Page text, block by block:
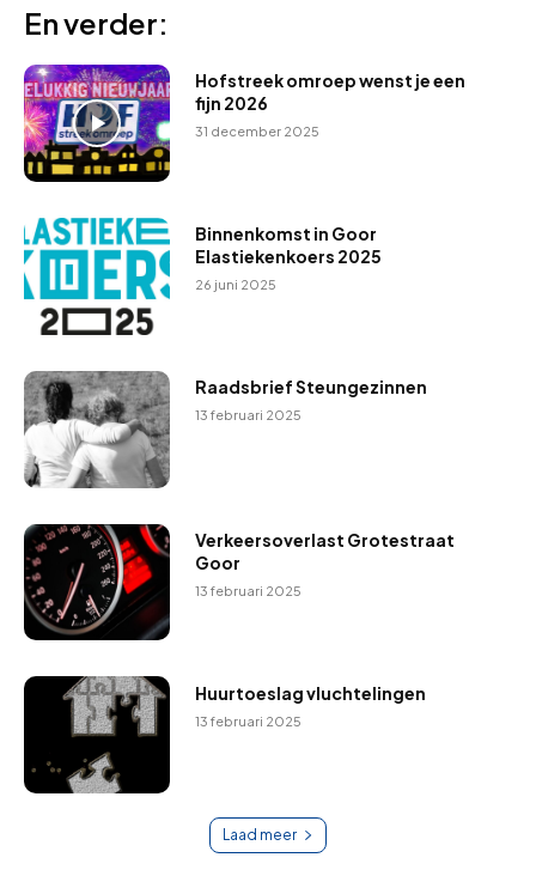
En verder:
Hofstreek omroep wenst je een
fijn 2026
31 december 2025
Binnenkomst in Goor
Elastiekenkoers 2025
26 juni 2025
Raadsbrief Steungezinnen
13 februari 2025
Verkeersoverlast Grotestraat
Goor
13 februari 2025
Huurtoeslag vluchtelingen
13 februari 2025
Laad meer